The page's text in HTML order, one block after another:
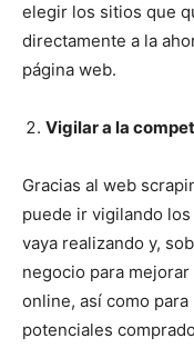
elegir los sitios que
directamente a la
página web.
Vigilar a la
Gracias al web
puede ir vigilando
vaya realizando y,
negocio para
online, así como
potenciales